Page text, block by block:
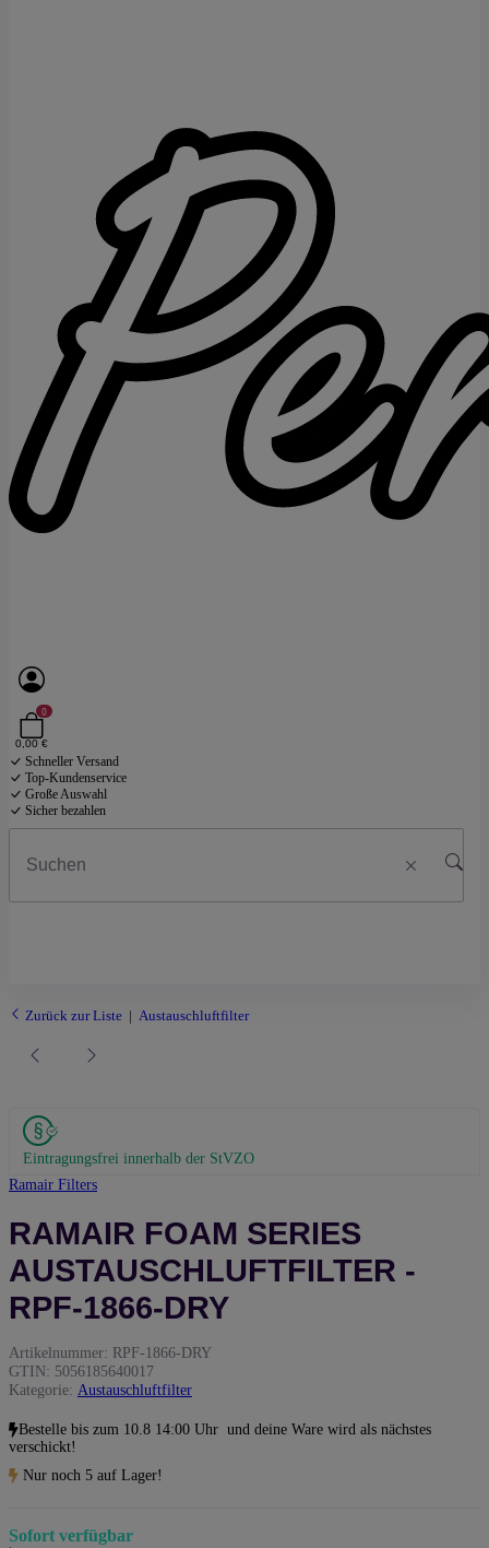
0
0,00 €
Schneller Versand
Top-Kundenservice
Große Auswahl
Sicher bezahlen
Zurück zur Liste Austauschluftfilter
Eintragungsfrei innerhalb der StVZO
Ramair Filters
RAMAIR FOAM SERIES
AUSTAUSCHLUFTFILTER -
RPF-1866-DRY
Artikelnummer: RPF-1866-DRY
GTIN: 5056185640017
Kategorie: Austauschluftfilter
Bestelle bis zum 10.8 14:00 Uhr und deine Ware wird als nächstes
verschickt!
Nur noch 5 auf Lager!
Sofort verfügbar